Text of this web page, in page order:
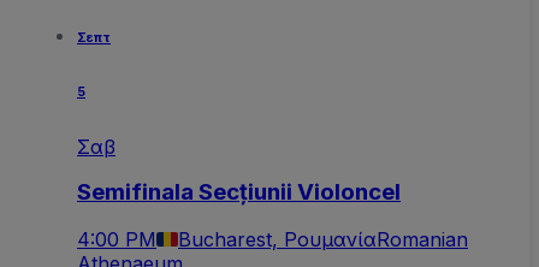
Σεπτ
5
Σαβ
Semifinala Secțiunii Violoncel
4:00 PM Bucharest, ΡουμανίαRomanian